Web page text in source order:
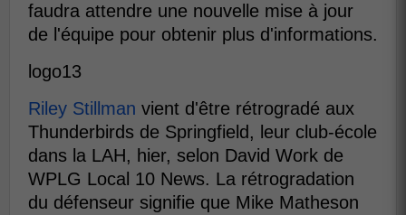
faudra attendre une nouvelle mise à jour
de l'équipe pour obtenir plus d'informations.
logo13
Riley Stillman vient d'être rétrogradé aux
Thunderbirds de Springfield, leur club-école
dans la LAH, hier, selon David Work de
WPLG Local 10 News. La rétrogradation
du défenseur signifie que Mike Matheson